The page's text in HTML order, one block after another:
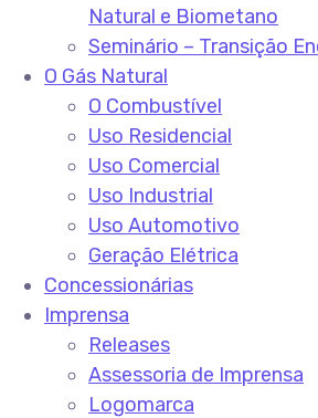
Natural e Biometano
Seminário – Transição
O Gás Natural
O Combustível
Uso Residencial
Uso Comercial
Uso Industrial
Uso Automotivo
Geração Elétrica
Concessionárias
Imprensa
Releases
Assessoria de Imprensa
Logomarca